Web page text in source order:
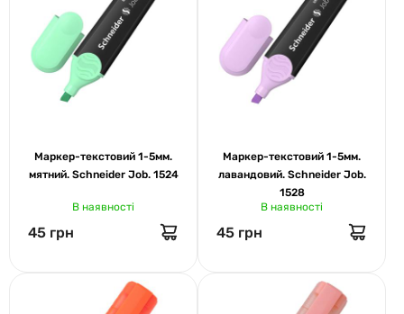
Маркер-текстовий 1-5мм.
мятний. Schneider Job. 1524
В наявності
45 грн
Маркер-текстовий 1-5мм.
лавандовий. Schneider Job.
1528
В наявності
45 грн